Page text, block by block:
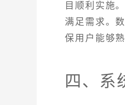
目顺利实施
满足需求。
保用户能够
四、系